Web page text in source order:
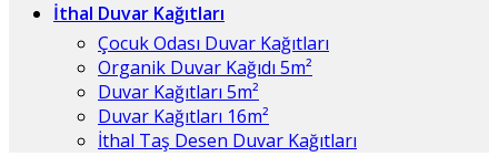
İthal Duvar Kağıtları
Çocuk Odası Duvar Kağıtları
Organik Duvar Kağıdı 5m²
Duvar Kağıtları 5m²
Duvar Kağıtları 16m²
İthal Taş Desen Duvar Kağıtları